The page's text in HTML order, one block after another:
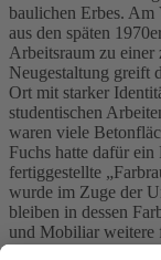
baulichen Erbes. Am
aus den späten
Arbeitsraum zu einer
Neugestaltung greift
Ort mit starker
studentischen
waren viele
Fuchs hatte dafür
fertiggestellte
wurde im Zuge der
bleiben in dessen
und Mobiliar weitere